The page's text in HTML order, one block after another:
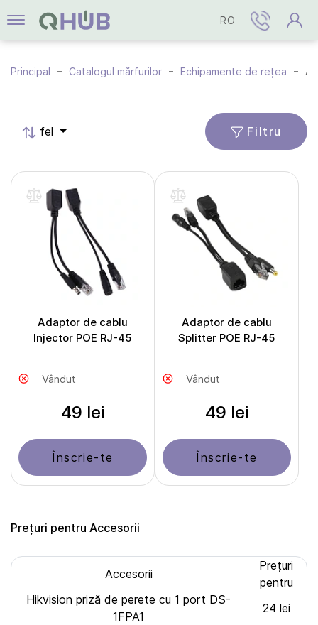
RO
Principal Catalogul mărfurilor Echipamente de rețea
fel Filtru
Adaptor de cablu
Injector POE RJ-45
Vândut
49 lei
Înscrie-te
Adaptor de cablu
Splitter POE RJ-45
Vândut
49 lei
Înscrie-te
Prețuri pentru Accesorii
Accesorii
Prețuri
pentru
Hikvision priză de perete cu 1 port DS-
1FPA1
24 lei